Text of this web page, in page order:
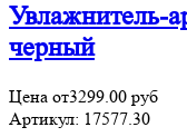
Увлажнитель-
черный
Цена от3299.00 руб
Артикул: 17577.30